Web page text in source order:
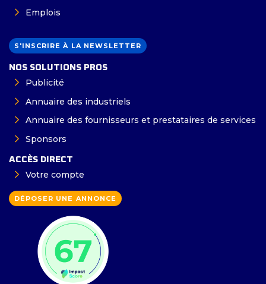
Emplois
S'INSCRIRE À LA NEWSLETTER
NOS SOLUTIONS PROS
Publicité
Annuaire des industriels
Annuaire des fournisseurs et prestataires de services
Sponsors
ACCÈS DIRECT
Votre compte
DÉPOSER UNE ANNONCE